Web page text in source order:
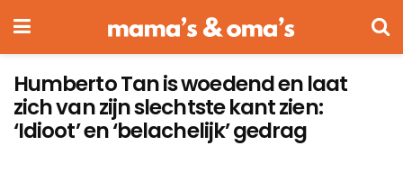
Humberto Tan is woedend en laat
zich van zijn slechtste kant zien:
‘Idioot’ en ‘belachelijk’ gedrag